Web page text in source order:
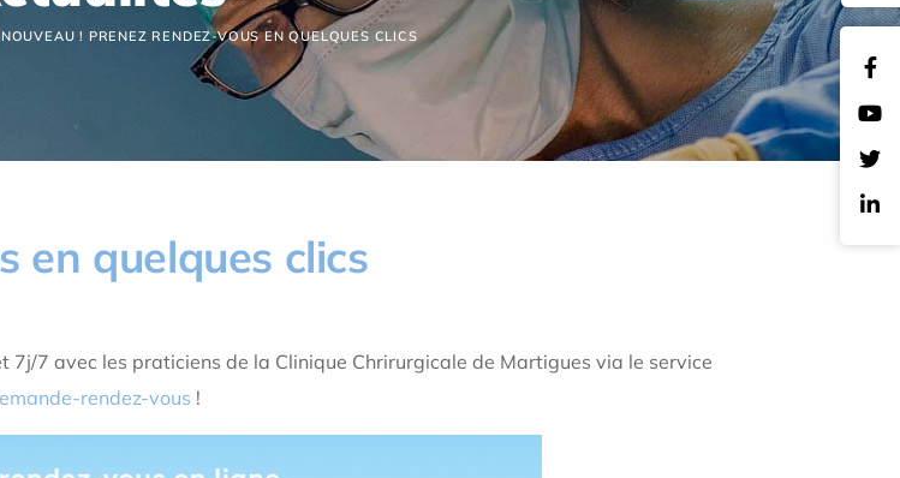
NOUVEAU ! PRENEZ RENDEZ-VOUS EN QUELQUES CLICS
en quelques clics
7j/7 avec les praticiens de la Clinique Chrirurgicale de Martigues via le service
rendez-vous !